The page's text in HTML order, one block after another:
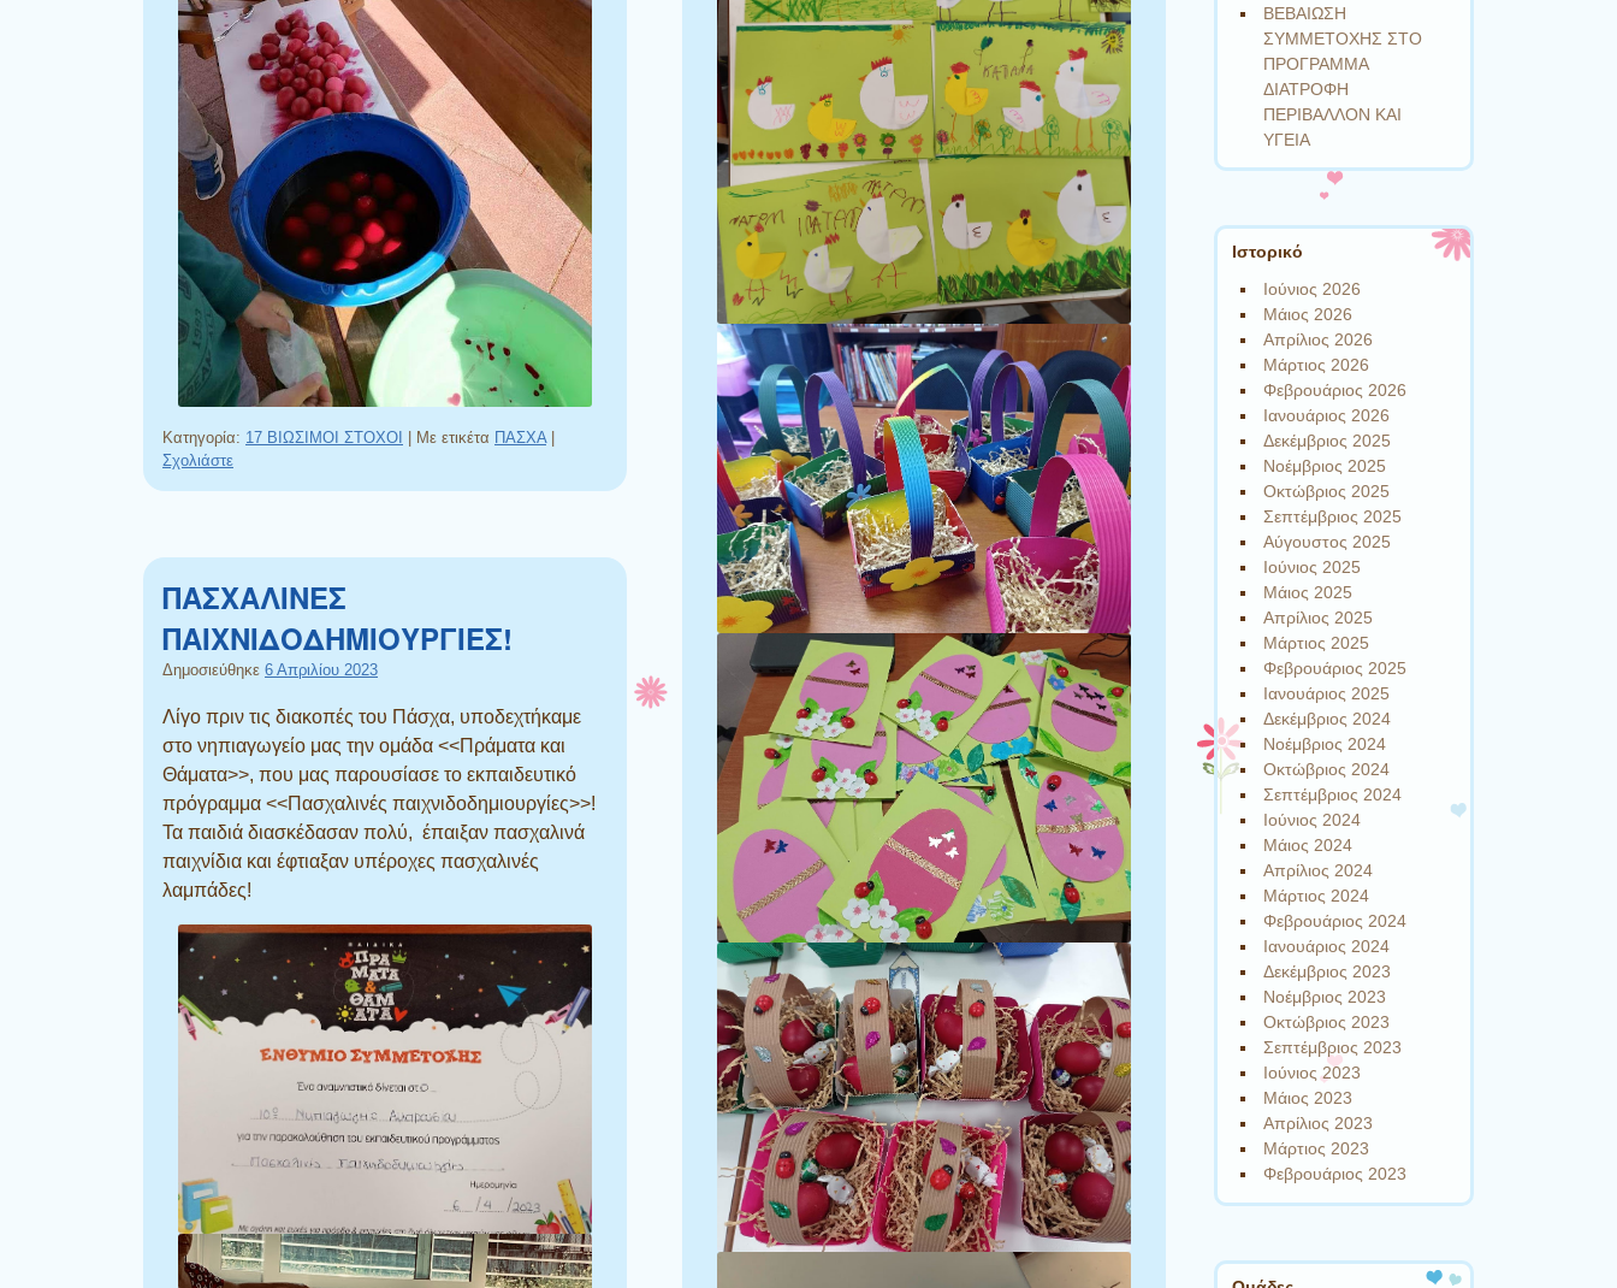
Κατηγορία: 17 ΒΙΩΣΙΜΟΙ ΣΤΟΧΟΙ | Με ετικέτα ΠΑΣΧΑ |
Σχολιάστε
ΠΑΣΧΑΛΙΝΕΣ
ΠΑΙΧΝΙΔΟΔΗΜΙΟΥΡΓΙΕΣ!
Δημοσιεύθηκε 6 Απριλίου 2023
Λίγο πριν τις διακοπές του Πάσχα, υποδεχτήκαμε
στο νηπιαγωγείο μας την ομάδα <<Πράματα και
Θάματα>>, που μας παρουσίασε το εκπαιδευτικό
πρόγραμμα <<Πασχαλινές παιχνιδοδημιουργίες>>!
Τα παιδιά διασκέδασαν πολύ, έπαιξαν πασχαλινά
παιχνίδια και έφτιαξαν υπέροχες πασχαλινές
λαμπάδες!
ΒΕΒΑΙΩΣΗ
ΣΥΜΜΕΤΟΧΗΣ ΣΤΟ
ΠΡΟΓΡΑΜΜΑ
ΔΙΑΤΡΟΦΗ
ΠΕΡΙΒΑΛΛΟΝ ΚΑΙ
ΥΓΕΙΑ
Ιστορικό
Ιούνιος 2026
Μάιος 2026
Απρίλιος 2026
Μάρτιος 2026
Φεβρουάριος 2026
Ιανουάριος 2026
Δεκέμβριος 2025
Νοέμβριος 2025
Οκτώβριος 2025
Σεπτέμβριος 2025
Αύγουστος 2025
Ιούνιος 2025
Μάιος 2025
Απρίλιος 2025
Μάρτιος 2025
Φεβρουάριος 2025
Ιανουάριος 2025
Δεκέμβριος 2024
Νοέμβριος 2024
Οκτώβριος 2024
Σεπτέμβριος 2024
Ιούνιος 2024
Μάιος 2024
Απρίλιος 2024
Μάρτιος 2024
Φεβρουάριος 2024
Ιανουάριος 2024
Δεκέμβριος 2023
Νοέμβριος 2023
Οκτώβριος 2023
Σεπτέμβριος 2023
Ιούνιος 2023
Μάιος 2023
Απρίλιος 2023
Μάρτιος 2023
Φεβρουάριος 2023